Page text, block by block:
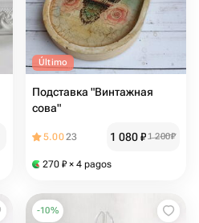
Último
Подставка "Винтажная
сова"
5.0023 1 080₽1 200₽
270 ₽ × 4 pagos
-10%